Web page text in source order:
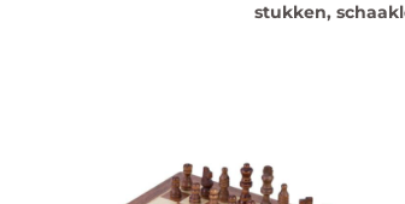
stukken,